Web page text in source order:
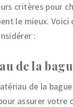
critères pour
le mieux. Voici
:
de la
de la
assurer votre